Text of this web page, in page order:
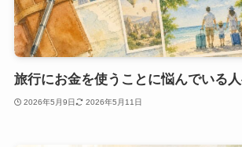
旅行にお金を使うことに悩んでいる
2026年5月9日 2026年5月11日